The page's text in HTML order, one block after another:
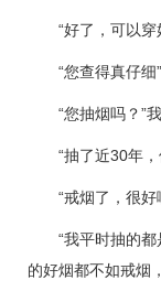
“好了，可以穿
“您查得真仔细”
“您抽烟吗？”我
“抽了近30年，
“戒烟了，很好啊
“我平时抽的都
的好烟都不如戒烟